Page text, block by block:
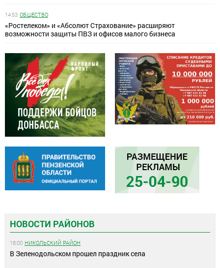
14:53 ОБЩЕСТВО
«Ростелеком» и «Абсолют Страхование» расширяют
возможности защиты ПВЗ и офисов малого бизнеса
НОВОСТИ РАЙОНОВ
18:00 НИКОЛЬСКИЙ РАЙОН
В Зеленодольском прошел праздник села